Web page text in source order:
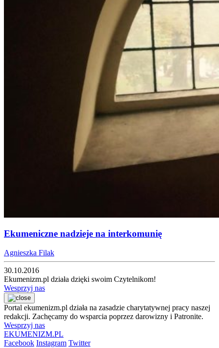
Ekumeniczne nadzieje na interkomunię
Agnieszka Filak
30.10.2016
Ekumenizm.pl działa dzięki swoim Czytelnikom!
Wesprzyj nas
Portal ekumenizm.pl działa na zasadzie charytatywnej pracy naszej
redakcji. Zachęcamy do wsparcia poprzez darowizny i Patronite.
Wesprzyj nas
EKUMENIZM.PL
Facebook Instagram Twitter